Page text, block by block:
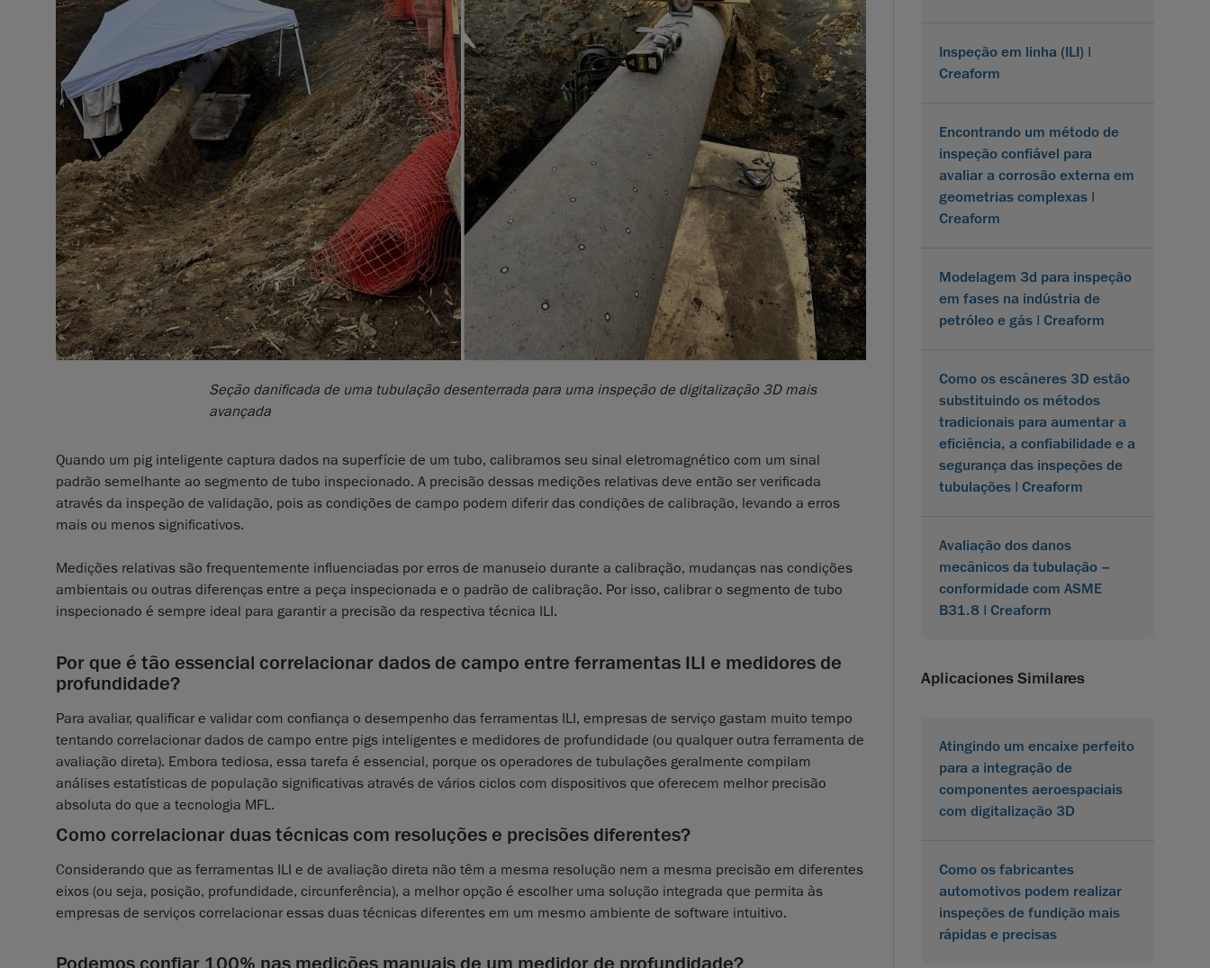
Seção danificada de uma tubulação desenterrada para uma inspeção de digitalização 3D mais
avançada
Quando um pig inteligente captura dados na superfície de um tubo, calibramos seu sinal eletromagnético com um sinal
padrão semelhante ao segmento de tubo inspecionado. A precisão dessas medições relativas deve então ser verificada
através da inspeção de validação, pois as condições de campo podem diferir das condições de calibração, levando a erros
mais ou menos significativos.
Medições relativas são frequentemente influenciadas por erros de manuseio durante a calibração, mudanças nas condições
ambientais ou outras diferenças entre a peça inspecionada e o padrão de calibração. Por isso, calibrar o segmento de tubo
inspecionado é sempre ideal para garantir a precisão da respectiva técnica ILI.
Por que é tão essencial correlacionar dados de campo entre ferramentas ILI e medidores de
profundidade?
Para avaliar, qualificar e validar com confiança o desempenho das ferramentas ILI, empresas de serviço gastam muito tempo
tentando correlacionar dados de campo entre pigs inteligentes e medidores de profundidade (ou qualquer outra ferramenta de
avaliação direta). Embora tediosa, essa tarefa é essencial, porque os operadores de tubulações geralmente compilam
análises estatísticas de população significativas através de vários ciclos com dispositivos que oferecem melhor precisão
absoluta do que a tecnologia MFL.
Como correlacionar duas técnicas com resoluções e precisões diferentes?
Considerando que as ferramentas ILI e de avaliação direta não têm a mesma resolução nem a mesma precisão em diferentes
eixos (ou seja, posição, profundidade, circunferência), a melhor opção é escolher uma solução integrada que permita às
empresas de serviços correlacionar essas duas técnicas diferentes em um mesmo ambiente de software intuitivo.
Inspeção em linha (ILI) |
Creaform
Encontrando um método de
inspeção confiável para
avaliar a corrosão externa em
geometrias complexas |
Creaform
Modelagem 3d para inspeção
em fases na indústria de
petróleo e gás | Creaform
Como os escâneres 3D estão
substituindo os métodos
tradicionais para aumentar a
eficiência, a confiabilidade e a
segurança das inspeções de
tubulações | Creaform
Avaliação dos danos
mecânicos da tubulação –
conformidade com ASME
B31.8 | Creaform
Aplicaciones Similares
Atingindo um encaixe perfeito
para a integração de
componentes aeroespaciais
com digitalização 3D
Como os fabricantes
automotivos podem realizar
inspeções de fundição mais
rápidas e precisas